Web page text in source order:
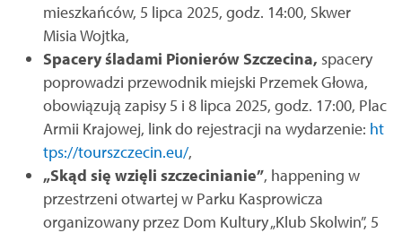
mieszkańców, 5 lipca 2025, godz. 14:00, Skwer
Misia Wojtka,
Spacery śladami Pionierów Szczecina, spacery
poprowadzi przewodnik miejski Przemek Głowa,
obowiązują zapisy 5 i 8 lipca 2025, godz. 17:00, Plac
Armii Krajowej, link do rejestracji na wydarzenie: ht
tps://tourszczecin.eu/,
„Skąd się wzięli szczecinianie”, happening w
przestrzeni otwartej w Parku Kasprowicza
organizowany przez Dom Kultury „Klub Skolwin”, 5